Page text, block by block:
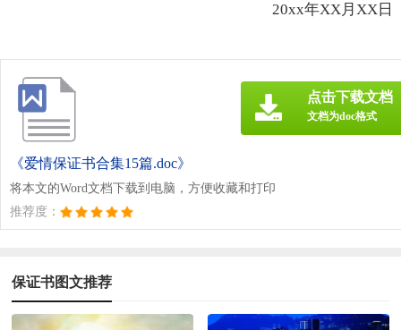
20xx年XX月XX日
《爱情保证书合集15篇.doc》
将本文的Word文档下载到电脑，方便收藏和打印
推荐度：
点击下载文档
文档为doc格式
保证书图文推荐